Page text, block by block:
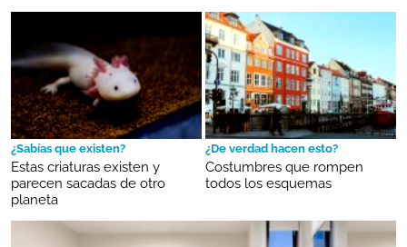
¿Sabías que existen?
Estas criaturas existen y
parecen sacadas de otro
planeta
¿De verdad hacen esto?
Costumbres que rompen
todos los esquemas